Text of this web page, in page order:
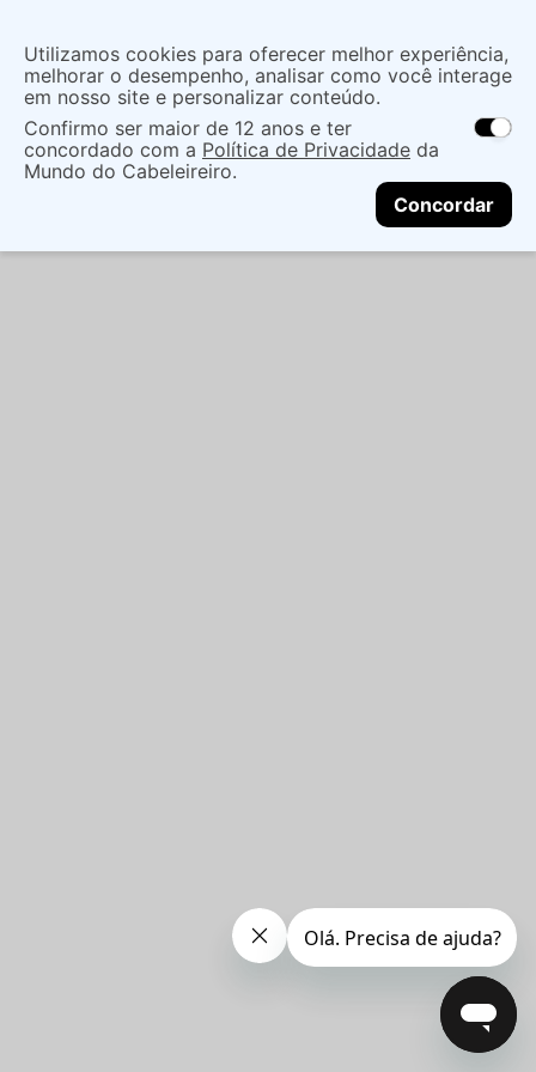
Utilizamos cookies para oferecer melhor experiência,
melhorar o desempenho, analisar como você interage
em nosso site e personalizar conteúdo.
Confirmo ser maior de 12 anos e ter
concordado com a Política de Privacidade da
Mundo do Cabeleireiro.
Concordar